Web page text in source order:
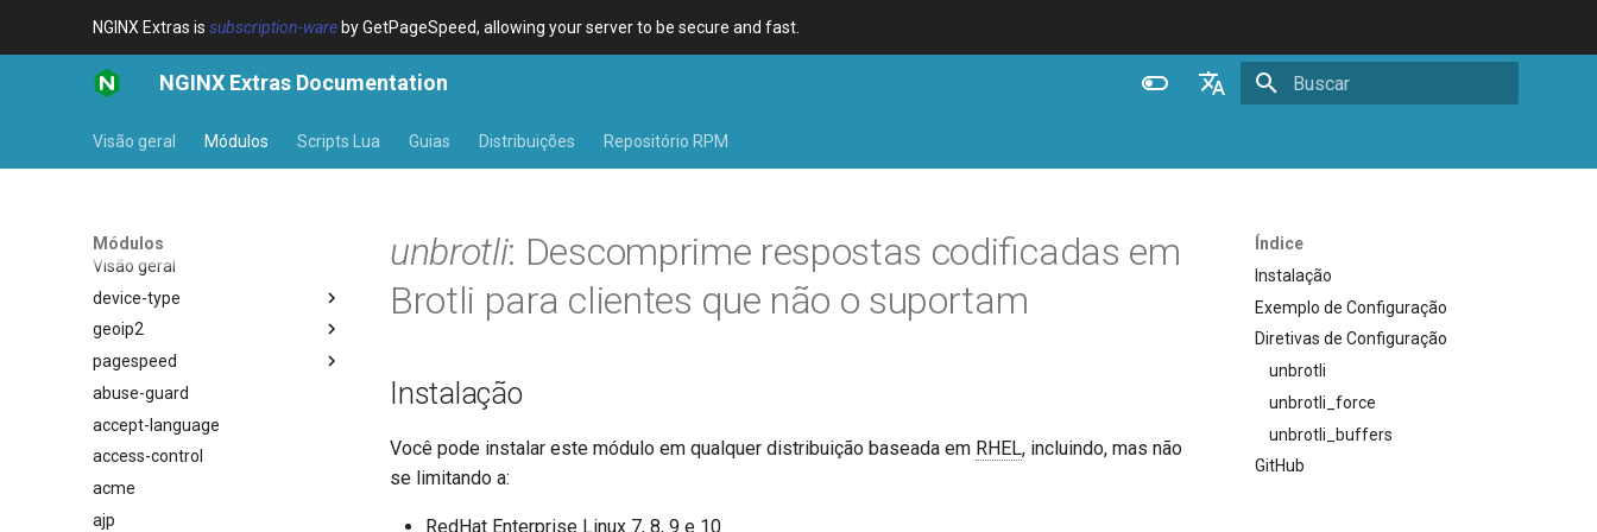
NGINX Extras is subscription-ware by GetPageSpeed, allowing your server to be secure and fast.
NGINX Extras Documentation
Deutsch
Visão geral Módulos Scripts Lua Guias Distribuições Repositório RPM
Módulos
Visão geral
device-type
Visão geral
Variables
$bot_category
$bot_name
$bot_producer
$browser_engine
Examples
Troubleshooting
Related
geoip2
Visão geral
Directives
auto_reload
geoip2
geoip2_proxy
Examples
Troubleshooting
Related
pagespeed
Visão geral
abuse-guard
accept-language
access-control
acme
ajp
Índice
Instalação
Exemplo de Configuração
Diretivas de Configuração
unbrotli
unbrotli_force
unbrotli_buffers
GitHub
unbrotli: Descomprime respostas codificadas em
Brotli para clientes que não o suportam
Instalação
Você pode instalar este módulo em qualquer distribuição baseada em RHEL, incluindo, mas não
se limitando a:
RedHat Enterprise Linux 7, 8, 9 e 10